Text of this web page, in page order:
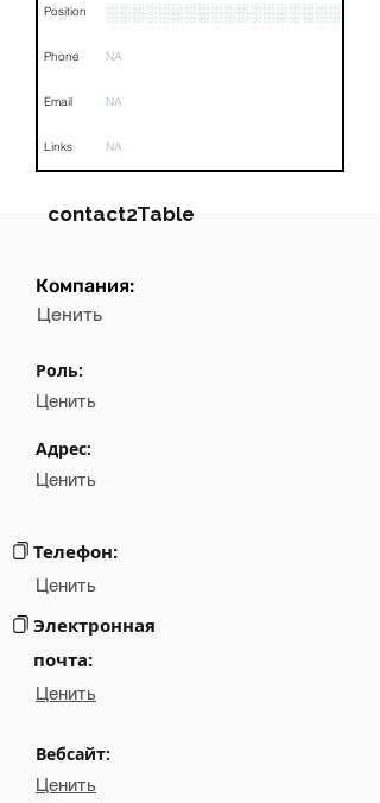
Position
Phone NA
Email NA
Links NA
contact2Table
Field
Email
Компания:
Ценить
Роль:
Ценить
Адрес:
Ценить
Телефон:
Ценить
Электронная
почта:
Ценить
Вебсайт:
Ценить